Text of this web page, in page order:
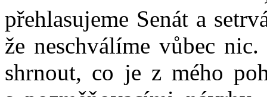
přehlasujeme Senát a
že neschválíme vůbec
shrnout, co je z mého